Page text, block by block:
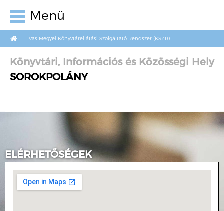
Menü
Vas Megyei Könyvtárellátási Szolgáltató Rendszer (KSZR)
Könyvtári, Információs és Közösségi Hely
SOROKPOLÁNY
ELÉRHETŐSÉGEK